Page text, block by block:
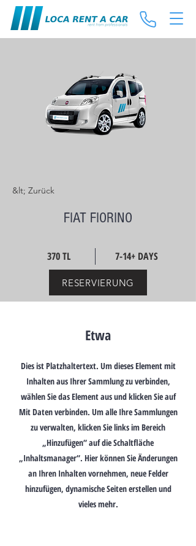
&lt; Zurück
FIAT FIORINO
370 TL 7-14+ DAYS
RESERVIERUNG
Etwa
Dies ist Platzhaltertext. Um dieses Element mit
Inhalten aus Ihrer Sammlung zu verbinden,
wählen Sie das Element aus und klicken Sie auf
Mit Daten verbinden. Um alle Ihre Sammlungen
zu verwalten, klicken Sie links im Bereich
„Hinzufügen“ auf die Schaltfläche
„Inhaltsmanager“. Hier können Sie Änderungen
an Ihren Inhalten vornehmen, neue Felder
hinzufügen, dynamische Seiten erstellen und
vieles mehr.